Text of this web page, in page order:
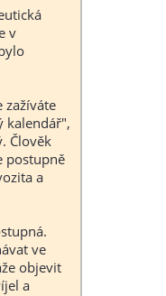
v
zažíváte
kalendář",
Člověk
postupně
a
ve
objevit
a